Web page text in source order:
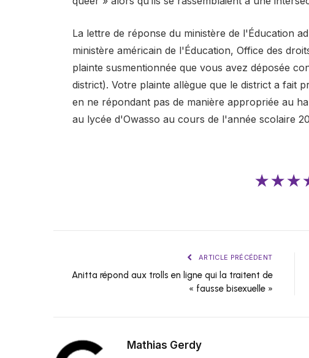
La lettre de réponse du ministère de l'Éducation
ministère américain de l'Éducation, Office des
plainte susmentionnée que vous avez déposée
district). Votre plainte allègue que le district a fait
en ne répondant pas de manière appropriée au
au lycée d'Owasso au cours de l'année scolaire
ARTICLE PRÉCÉDENT
Anitta répond aux trolls en ligne qui la traitent de
« fausse bisexuelle »
Mathias Gerdy